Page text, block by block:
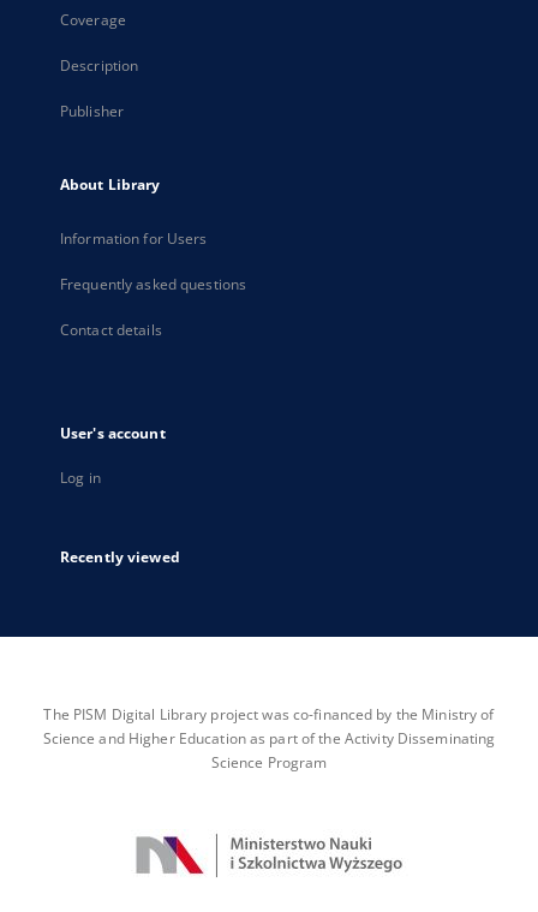
Coverage
Description
Publisher
About Library
Information for Users
Frequently asked questions
Contact details
User's account
Log in
Recently viewed
The PISM Digital Library project was co-financed by the Ministry of
Science and Higher Education as part of the Activity Disseminating
Science Program